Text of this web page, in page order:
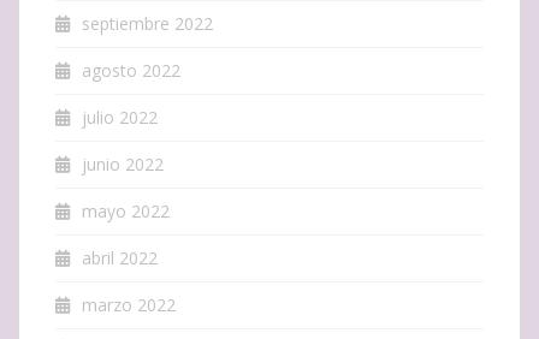
septiembre 2022
agosto 2022
julio 2022
junio 2022
mayo 2022
abril 2022
marzo 2022